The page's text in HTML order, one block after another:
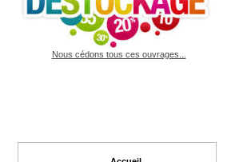
Nous cédons tous ces ouvrages...